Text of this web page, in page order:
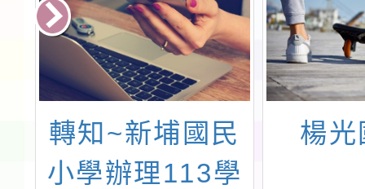
轉知~新埔國民
小學辦理113學
楊光